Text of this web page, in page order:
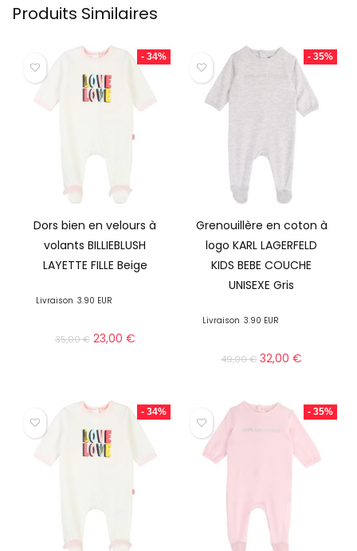
Produits Similaires
- 34%
Dors bien en velours à
volants BILLIEBLUSH
LAYETTE FILLE Beige
Livraison 3.90 EUR
35,00€ 23,00 €
- 35%
Grenouillère en coton à
logo KARL LAGERFELD
KIDS BEBE COUCHE
UNISEXE Gris
Livraison 3.90 EUR
49,00€ 32,00€
- 34% - 35%